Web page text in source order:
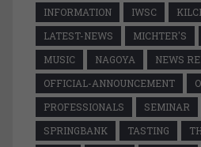
INFORMATION
IWSC
LATEST-NEWS
MICHTER'S
MUSIC
NAGOYA
NEWS
OFFICIAL-ANNOUNCEMENT
PROFESSIONALS
SEMINAR
SPRINGBANK
TASTING